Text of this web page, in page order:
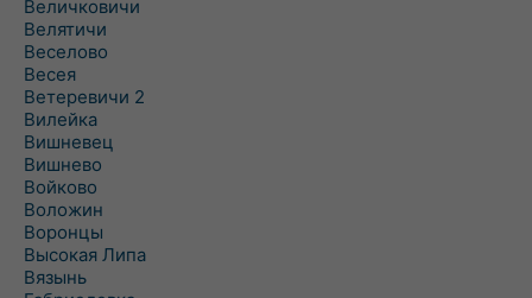
Величковичи
Велятичи
Веселово
Весея
Ветеревичи 2
Вилейка
Вишневец
Вишнево
Войково
Воложин
Воронцы
Высокая Липа
Вязынь